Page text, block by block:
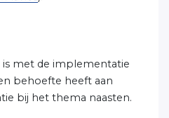
is met de implementatie
behoefte heeft aan
bij het thema naasten.